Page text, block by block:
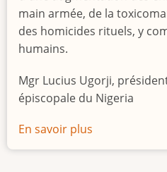
main armée, de la
des homicides rituels, y
humains.
Mgr Lucius Ugorji,
épiscopale du Nigeria
En savoir plus
Le